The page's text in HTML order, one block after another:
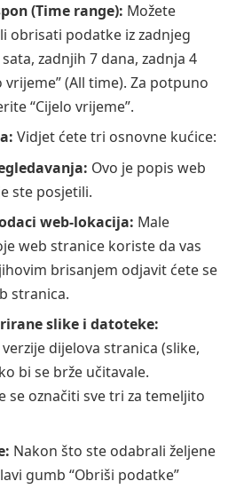
(Time range): Možete
obrisati podatke iz zadnjeg
zadnjih 7 dana, zadnja 4
vrijeme” (All time). Za potpuno
“Cijelo vrijeme”.
Vidjet ćete tri osnovne kućice:
Ovo je popis web
ste posjetili.
web-lokacija: Male
web stranice koriste da vas
brisanjem odjavit ćete se
stranica.
slike i datoteke:
dijelova stranica (slike,
bi se brže učitavale.
se označiti sve tri za temeljito
Nakon što ste odabrali željene
gumb “Obriši podatke”